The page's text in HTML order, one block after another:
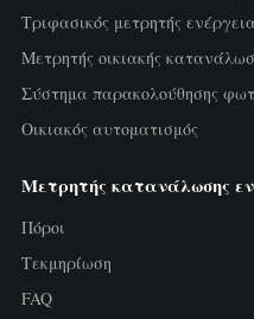
Τριφασικός μετρητής
Μετρητής οικιακής
Σύστημα παρακολούθησης
Οικιακός αυτοματισμός
Μετρητής κατανάλωσης
Πόροι
Τεκμηρίωση
FAQ